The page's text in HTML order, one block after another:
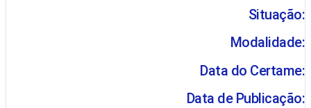
Situação:
Modalidade:
Data do Certame:
Data de Publicação: